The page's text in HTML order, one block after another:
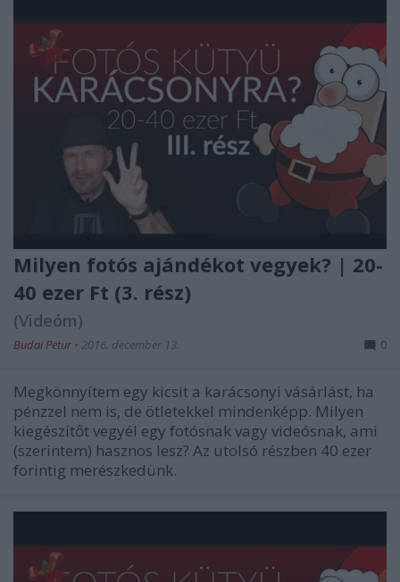
Milyen fotós ajándékot vegyek? | 20-
40 ezer Ft (3. rész)
(Videóm)
Budai Petur • 2016. december 13. 0
Megkönnyítem egy kicsit a karácsonyi vásárlást, ha
pénzzel nem is, de ötletekkel mindenképp. Milyen
kiegészítőt vegyél egy fotósnak vagy videósnak, ami
(szerintem) hasznos lesz? Az utolsó részben 40 ezer
forintig merészkedünk.